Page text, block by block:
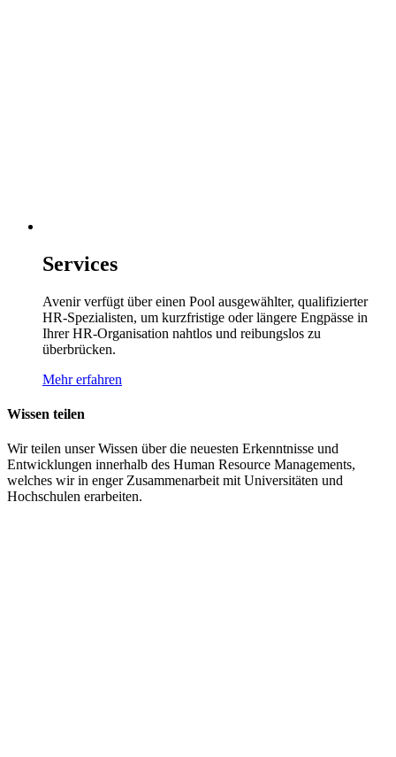
Services
Avenir verfügt über einen Pool ausgewählter, qualifizierter
HR-Spezialisten, um kurzfristige oder längere Engpässe in
Ihrer HR-Organisation nahtlos und reibungslos zu
überbrücken.
Mehr erfahren
Wissen teilen
Wir teilen unser Wissen über die neuesten Erkenntnisse und
Entwicklungen innerhalb des Human Resource Managements,
welches wir in enger Zusammenarbeit mit Universitäten und
Hochschulen erarbeiten.